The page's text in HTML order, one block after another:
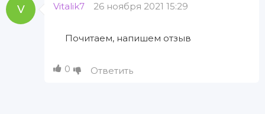
V Vitalik7 26 ноября 2021 15:29
Почитаем, напишем отзыв
0 Ответить